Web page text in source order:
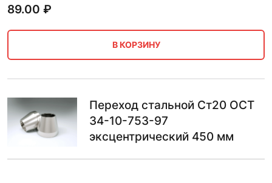
89.00 ₽
В КОРЗИНУ
Переход стальной Ст20 ОСТ
34-10-753-97
эксцентрический 450 мм